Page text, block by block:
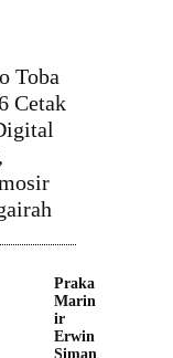
Toba
Cetak
Praka
Marin
ir
Erwin
Siman